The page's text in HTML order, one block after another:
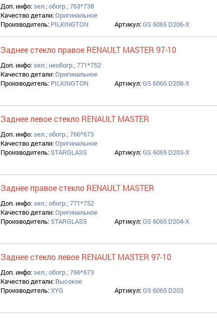
Доп. инфо:зел.; обогр.; 763*738
Качество детали:Оригинальное
Производитель: PILKINGTON Артикул:GS 6065 D206-X
Заднее стекло правое RENAULT MASTER 97-10
Доп. инфо:зел.; необогр.; 771*752
Качество детали:Оригинальное
Производитель: PILKINGTON Артикул:GS 6065 D208-X
Заднее левое стекло RENAULT MASTER
Доп. инфо:зел.; обогр.; 766*673
Качество детали:Оригинальное
Производитель:STARGLASS Артикул:GS 6065 D203-X
Заднее правое стекло RENAULT MASTER
Доп. инфо:зел.; обогр.; 771*752
Качество детали:Оригинальное
Производитель:STARGLASS Артикул:GS 6065 D204-X
Заднее стекло левое RENAULT MASTER 97-10
Доп. инфо:зел.; обогр.; 766*673
Качество детали: Высокое
Производитель:XYG Артикул:GS 6065 D203